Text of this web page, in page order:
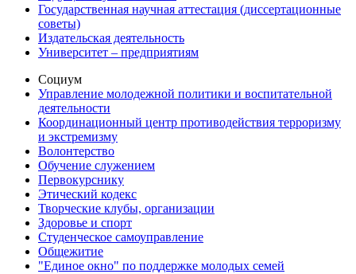
Государственная научная аттестация (диссертационные
советы)
Издательская деятельность
Университет – предприятиям
Социум
Управление молодежной политики и воспитательной
деятельности
Координационный центр противодействия терроризму
и экстремизму
Волонтерство
Обучение служением
Первокурснику
Этический кодекс
Творческие клубы, организации
Здоровье и спорт
Студенческое самоуправление
Общежитие
"Единое окно" по поддержке молодых семей